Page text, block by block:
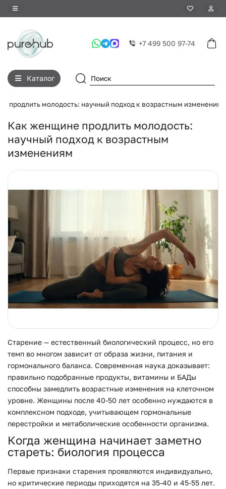
+7 499 500 97-74
Каталог
продлить молодость: научный подход к возрастным изменениям
Как женщине продлить молодость:
научный подход к возрастным
изменениям
Старение — естественный биологический процесс, но его
темп во многом зависит от образа жизни, питания и
гормонального баланса. Современная наука доказывает:
правильно подобранные продукты, витамины и БАДы
способны замедлить возрастные изменения на клеточном
уровне. Женщины после 40-50 лет особенно нуждаются в
комплексном подходе, учитывающем гормональные
перестройки и метаболические особенности организма.
Когда женщина начинает заметно
стареть: биология процесса
Первые признаки старения проявляются индивидуально,
но критические периоды приходятся на 35-40 и 45-55 лет.